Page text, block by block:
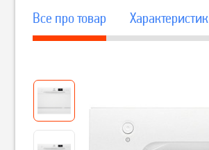
Все про товар